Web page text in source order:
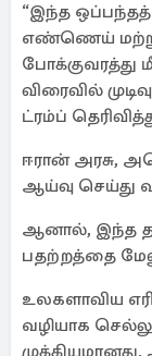
“இந்த
எண்ணெய்
போக்குவரத்து
விரைவில்
ட்ரம்ப்
ஈரான் அரசு,
ஆய்வு செய்து
ஆனால், இந்த
பதற்றத்தை
உலகளாவிய
வழியாக